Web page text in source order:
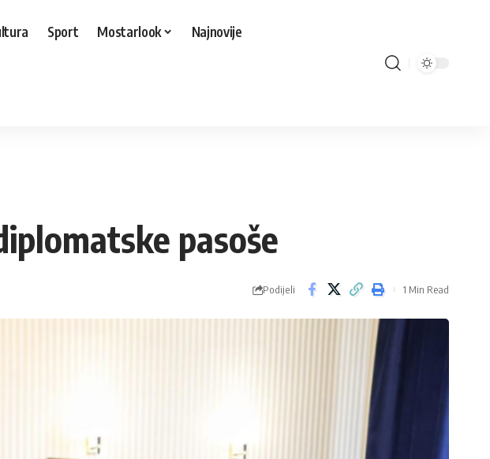
Sport Mostarlook Najnovije
pasoše
Podijeli 1 Min Read